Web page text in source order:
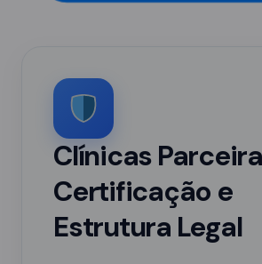
Clínicas
Certificação e
Estrutura Legal